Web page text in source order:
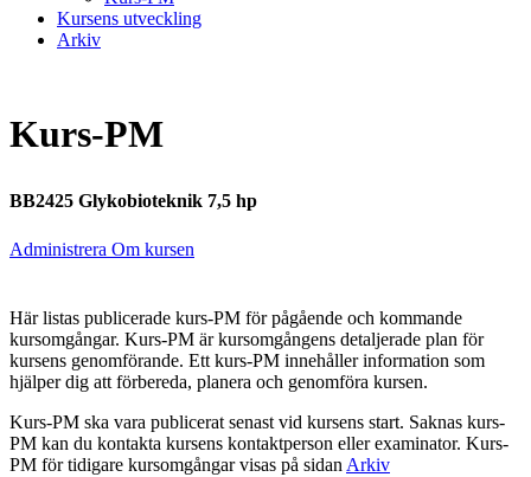
Kursens utveckling
Arkiv
Kurs-PM
BB2425 Glykobioteknik 7,5 hp
Administrera Om kursen
Här listas publicerade kurs-PM för pågående och kommande
kursomgångar. Kurs-PM är kursomgångens detaljerade plan för
kursens genomförande. Ett kurs-PM innehåller information som
hjälper dig att förbereda, planera och genomföra kursen.
Kurs-PM ska vara publicerat senast vid kursens start. Saknas kurs-
PM kan du kontakta kursens kontaktperson eller examinator. Kurs-
PM för tidigare kursomgångar visas på sidan Arkiv